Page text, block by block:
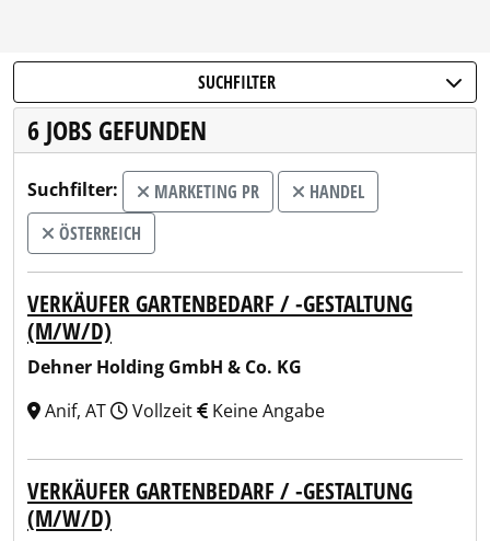
SUCHFILTER
6 JOBS GEFUNDEN
Suchfilter: MARKETING PR
HANDEL
ÖSTERREICH
VERKÄUFER GARTENBEDARF / -GESTALTUNG
(M/W/D)
Dehner Holding GmbH & Co. KG
Anif, AT
Vollzeit Keine Angabe
VERKÄUFER GARTENBEDARF / -GESTALTUNG
(M/W/D)